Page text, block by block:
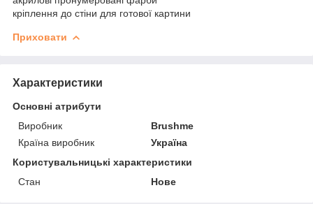
кріплення до стіни для готової картини
Приховати
Характеристики
Основні атрибути
Виробник
Brushme
Країна виробник
Україна
Користувальницькі характеристики
Стан
Нове